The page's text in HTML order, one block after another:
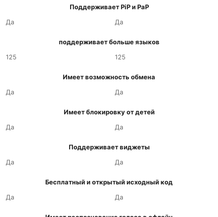
Поддерживает PiP и PaP
Да
Да
поддерживает больше языков
125
125
Имеет возможность обмена
Да
Да
Имеет блокировку от детей
Да
Да
Поддерживает виджеты
Да
Да
Бесплатный и открытый исходный код
Да
Да